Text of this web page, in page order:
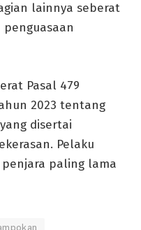
lainnya seberat
penguasaan
Pasal 479
2023 tentang
disertai
Pelaku
paling lama